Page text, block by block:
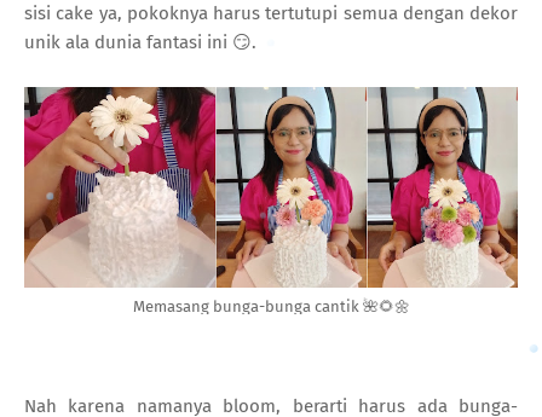
sisi cake ya, pokoknya harus tertutupi semua dengan dekor
unik ala dunia fantasi ini 😏.
Memasang bunga-bunga cantik 🌺🌻🌼
Nah karena namanya bloom, berarti harus ada bunga-